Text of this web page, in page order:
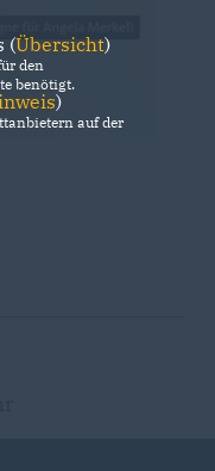
(Übersicht)
den
benötigt.
)
auf der